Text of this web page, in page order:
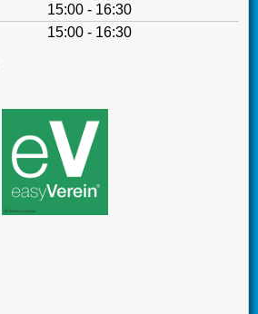
15:00 - 16:30
15:00 - 16:30